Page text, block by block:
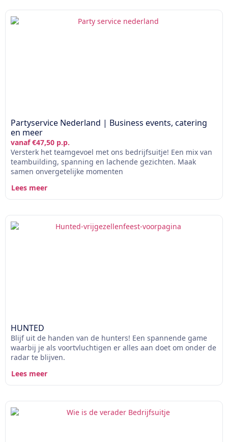
Partyservice Nederland | Business events, catering
en meer
vanaf €47,50 p.p.
Versterk het teamgevoel met ons bedrijfsuitje! Een mix van
teambuilding, spanning en lachende gezichten. Maak
samen onvergetelijke momenten
Lees meer
HUNTED
Blijf uit de handen van de hunters! Een spannende game
waarbij je als voortvluchtigen er alles aan doet om onder de
radar te blijven.
Lees meer